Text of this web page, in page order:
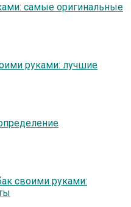
самые оригинальные
руками: лучшие
своими руками: